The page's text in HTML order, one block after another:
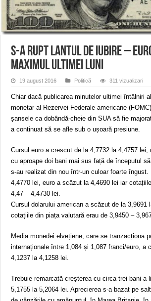
Miresme de lavandă, mentă și flori de vară și râsete
ANUNȚ OPRIRE APĂ în Reșița – avarie –
S-a rupt lantul de iubire –
maximul ultimei luni
19 august 2016 Politică 311 vizualizari
Chiar dacă publicarea minutelor ultimei întâlniri
monetar al Rezervei Federale americane
șansele ca dobândă-cheie din SUA să fie
a continuat să se afle sub o ușoară presiune.
Cursul euro a crescut de la 4,7732 la 4,4757 lei,
cu aproape doi bani mai sus față de începutul
s-au realizat din nou într-un culoar foarte îngust.
4,4770 lei, euro a scăzut la 4,4690 lei iar
4,47 – 4,4730 lei.
Cursul dolarului american a scăzut de la 3,9691
cotațiile din piața valutară erau de 3,9450 –
Media monedei elvețiene, care se tranzacționa
internaționale între 1,084 și 1,087 franci/euro, a
4,1237 la 4,1258 lei.
Trebuie remarcată creșterea cu circa trei bani a
5,1755 la 5,2064 lei. Aprecierea s-a bazat pe